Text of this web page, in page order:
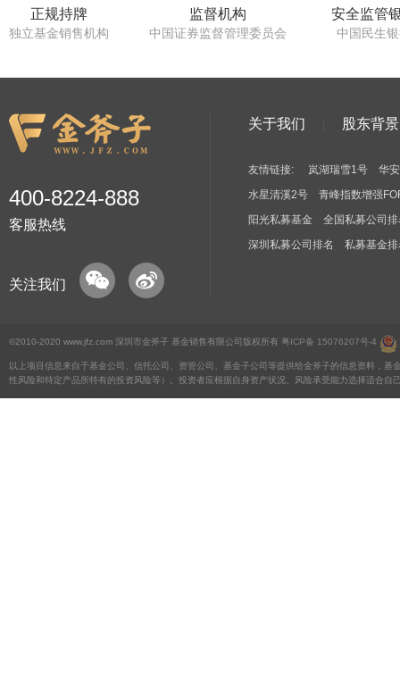
正规持牌
独立基金销售机构
监督机构
中国证券监督管理委员会
安全监管
中国民生
400-8224-888
客服热线
关注我们
关于我们 股东背景
友情链接: 岚湖瑞雪1号
华
水星清溪2号
青峰指数增强
阳光私募基金
全国私募公司
深圳私募公司排名
私募基金
©2010-2020 www.jfz.com 深圳市金斧子 基金销售有限公司版权所有 粤ICP备 15076207号-4
以上项目信息来自于基金公司、信托公司、资管公司、基金子公司等提供给金斧子的信息资料，
性风险和特定产品所特有的投资风险等）。投资者应根据自身资产状况、风险承受能力选择适合